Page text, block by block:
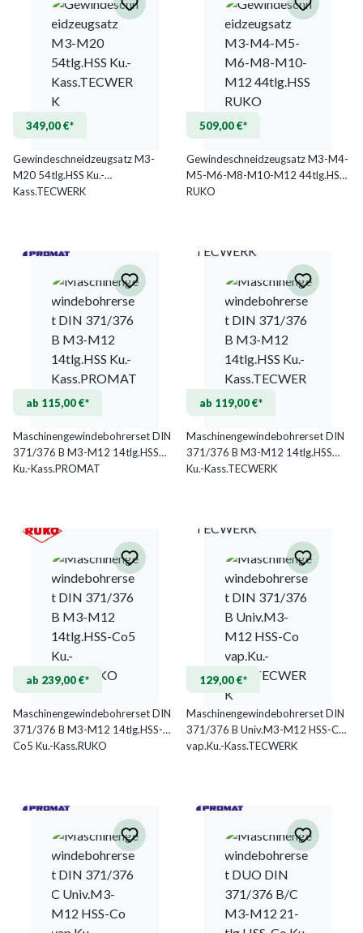
349,00 €*
Gewindeschneidzeugsatz M3-
M20 54tlg.HSS Ku.-
Kass.TECWERK
509,00 €*
Gewindeschneidzeugsatz M3-M4-
M5-M6-M8-M10-M12 44tlg.HSS
RUKO
ab 115,00 €*
Maschinengewindebohrerset DIN
371/376 B M3-M12 14tlg.HSS
Ku.-Kass.PROMAT
TECWERK
ab 119,00 €*
Maschinengewindebohrerset DIN
371/376 B M3-M12 14tlg.HSS
Ku.-Kass.TECWERK
ab 239,00 €*
Maschinengewindebohrerset DIN
371/376 B M3-M12 14tlg.HSS-
Co5 Ku.-Kass.RUKO
TECWERK
129,00 €*
Maschinengewindebohrerset DIN
371/376 B Univ.M3-M12 HSS-Co
vap.Ku.-Kass.TECWERK